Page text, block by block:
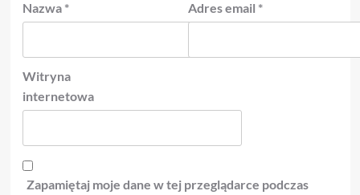
Nazwa * Adres email *
Witryna
internetowa
Zapamiętaj moje dane w tej przeglądarce podczas